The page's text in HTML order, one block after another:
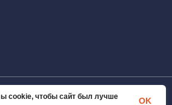
Все права защищены
cookie, чтобы сайт был лучше
OK